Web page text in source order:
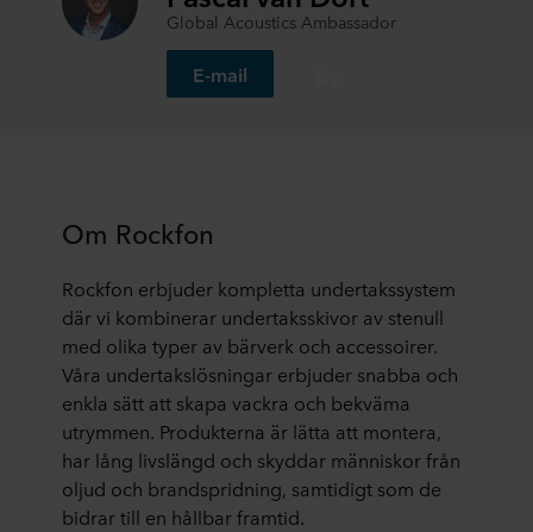
Global Acoustics Ambassador
E-mail
Om Rockfon
Rockfon erbjuder kompletta undertakssystem
där vi kombinerar undertaksskivor av stenull
med olika typer av bärverk och accessoirer.
Våra undertakslösningar erbjuder snabba och
enkla sätt att skapa vackra och bekväma
utrymmen. Produkterna är lätta att montera,
har lång livslängd och skyddar människor från
oljud och brandspridning, samtidigt som de
bidrar till en hållbar framtid.